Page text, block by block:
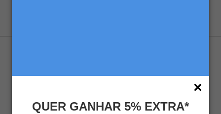
QUER GANHAR 5% EXTRA*